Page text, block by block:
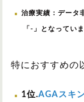
治療実績：データ
「-」となっていま
特におすすめの
1位.AGAスキ